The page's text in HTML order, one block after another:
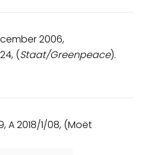
2006,
(Staat/Greenpeace).
A 2018/1/08, ​(​Moët